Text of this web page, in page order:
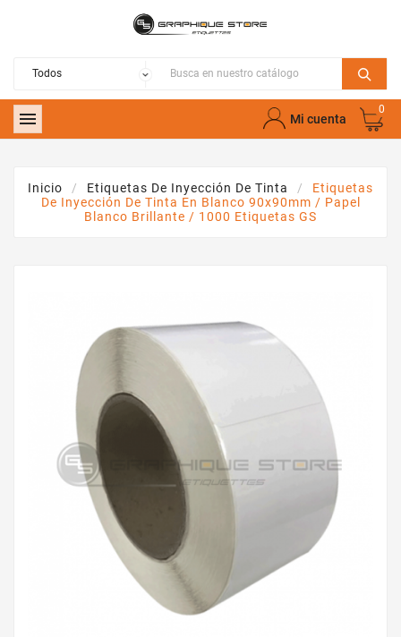
 Mi cuenta
0
Inicio Etiquetas De Inyección De Tinta
Etiquetas
De Inyección De Tinta En Blanco 90x90mm / Papel
Blanco Brillante / 1000 Etiquetas GS